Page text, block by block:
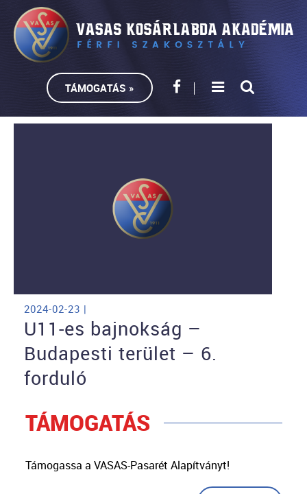
TÁMOGATÁS »
2024-02-23 |
U11-es bajnokság –
Budapesti terület – 6.
forduló
TÁMOGATÁS
Támogassa a VASAS-Pasarét Alapítványt!